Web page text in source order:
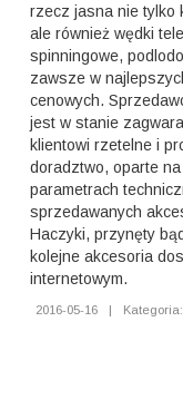
rzecz jasna nie tylko
ale również wędki
spinningowe,
zawsze w
cenowych.
jest w stanie
klientowi rzetelne i
doradztwo, oparte
parametrach
sprzedawanych
Haczyki, przynęty
kolejne akcesoria
internetowym.
2016-05-16 |